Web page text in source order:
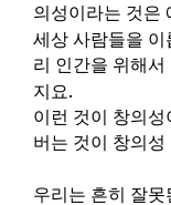
의성이라는 것은
세상 사람들을
리 인간을 위해
지요.
이런 것이 창의성
버는 것이 창의성
우리는 흔히 잘